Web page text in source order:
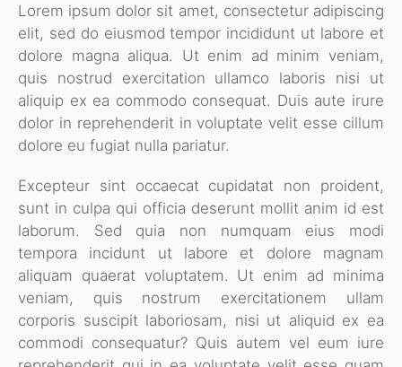
Lorem ipsum dolor sit amet, consectetur adipiscing
elit, sed do eiusmod tempor incididunt ut labore et
dolore magna aliqua. Ut enim ad minim veniam,
quis nostrud exercitation ullamco laboris nisi ut
aliquip ex ea commodo consequat. Duis aute irure
dolor in reprehenderit in voluptate velit esse cillum
dolore eu fugiat nulla pariatur.
Excepteur sint occaecat cupidatat non proident,
sunt in culpa qui officia deserunt mollit anim id est
laborum. Sed quia non numquam eius modi
tempora incidunt ut labore et dolore magnam
aliquam quaerat voluptatem. Ut enim ad minima
veniam, quis nostrum exercitationem ullam
corporis suscipit laboriosam, nisi ut aliquid ex ea
commodi consequatur? Quis autem vel eum iure